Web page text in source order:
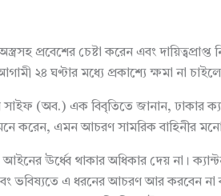
প্রবেশের চেষ্টা করেন এবং
২৪ ঘণ্টার মধ্যে প্রকাশ্যে ক্ষমা না
(অব.) এক বিবৃতিতে জানান, ঢাকার
করেন, এমন আচরণ সামরিক বাহিনীর
ঊর্ধ্বে থাকার অধিকার দেয় না।
ভবিষ্যতে এ ধরনের আচরণ আর করবেন না